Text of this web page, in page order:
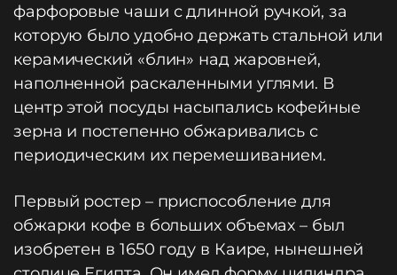
фарфоровые чаши с длинной ручкой, за
которую было удобно держать стальной или
керамический «блин» над жаровней,
наполненной раскаленными углями. В
центр этой посуды насыпались кофейные
зерна и постепенно обжаривались с
периодическим их перемешиванием.
Первый ростер – приспособление для
обжарки кофе в больших объемах – был
изобретен в 1650 году в Каире, нынешней